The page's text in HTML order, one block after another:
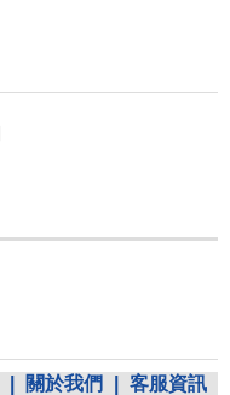
關於我們
客服資訊